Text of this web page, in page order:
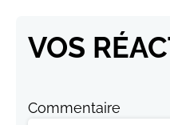
VOS
Commentaire